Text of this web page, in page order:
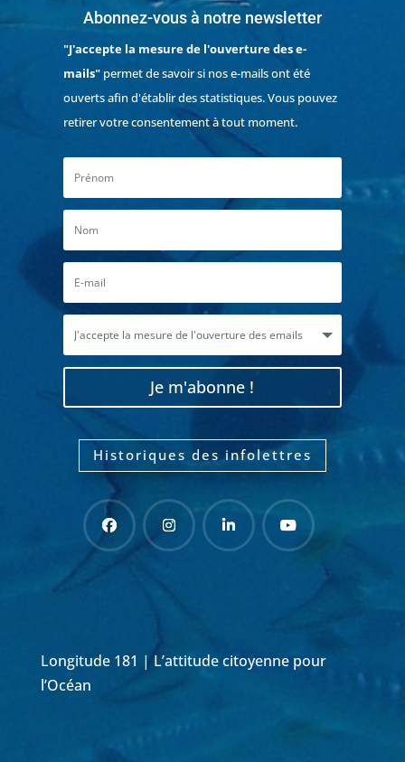
Abonnez-vous à notre newsletter
"J'accepte la mesure de l'ouverture des e-
mails"permet de savoir si nos e-mails ont été
ouverts afin d'établir des statistiques. Vous pouvez
retirer votre consentement à tout moment.
Je m'abonne !
Historiques des infolettres
Longitude 181 | L’attitude citoyenne pour
l’Océan